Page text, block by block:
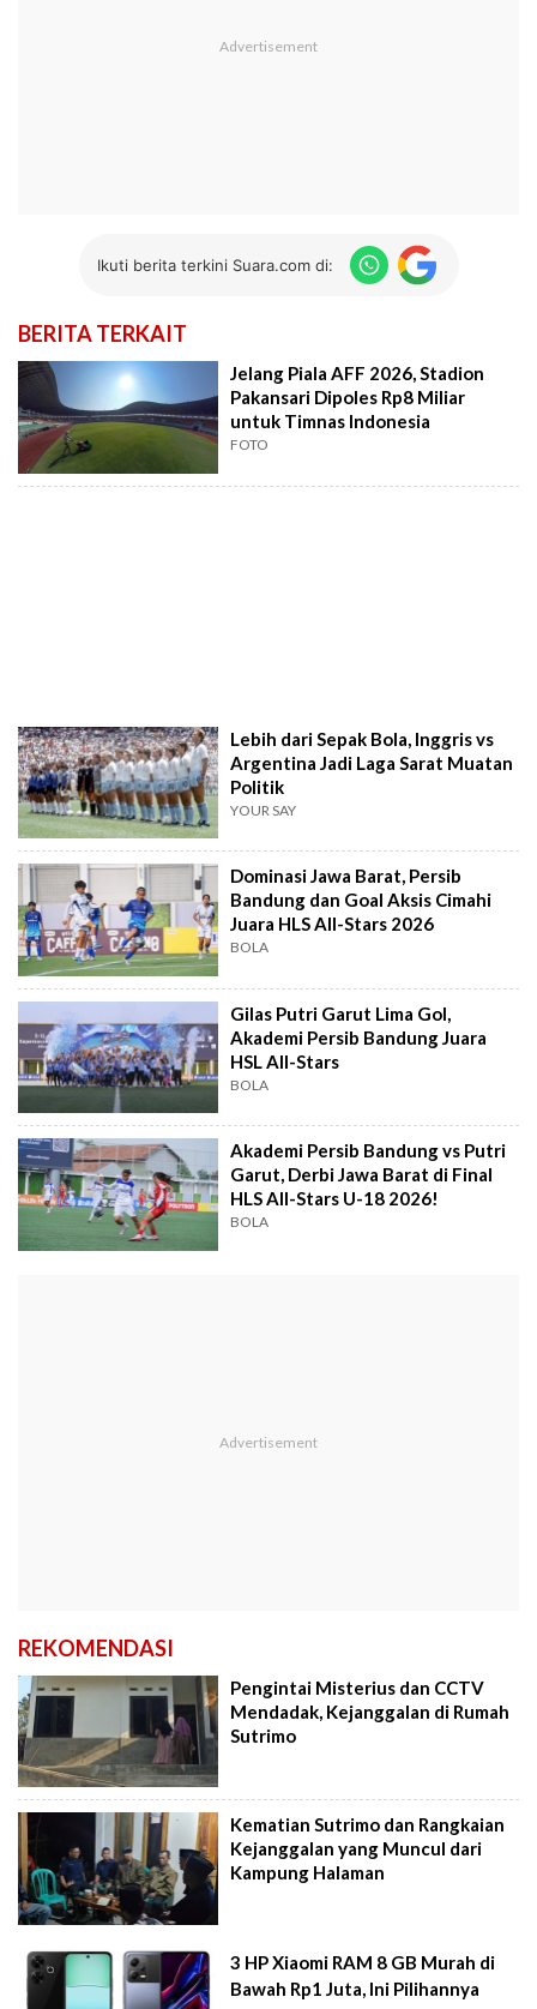
Ikuti berita terkini Suara.com di:
BERITA TERKAIT
Jelang Piala AFF 2026, Stadion
Pakansari Dipoles Rp8 Miliar
untuk Timnas Indonesia
FOTO
Lebih dari Sepak Bola, Inggris vs
Argentina Jadi Laga Sarat Muatan
Politik
YOUR SAY
Dominasi Jawa Barat, Persib
Bandung dan Goal Aksis Cimahi
Juara HLS All-Stars 2026
BOLA
Gilas Putri Garut Lima Gol,
Akademi Persib Bandung Juara
HSL All-Stars
BOLA
Akademi Persib Bandung vs Putri
Garut, Derbi Jawa Barat di Final
HLS All-Stars U-18 2026!
BOLA
REKOMENDASI
Pengintai Misterius dan CCTV
Mendadak, Kejanggalan di Rumah
Sutrimo
Kematian Sutrimo dan Rangkaian
Kejanggalan yang Muncul dari
Kampung Halaman
3 HP Xiaomi RAM 8 GB Murah di
Bawah Rp1 Juta, Ini Pilihannya